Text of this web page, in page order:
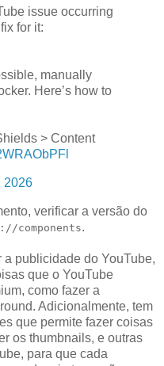
issue occurring
for it:
manually
Here’s how to
> Content
2026
verificar a versão do
components.
publicidade do YouTube,
que o YouTube
como fazer a
Adicionalmente, tem
que permite fazer coisas
os thumbnails, e outras
para que cada